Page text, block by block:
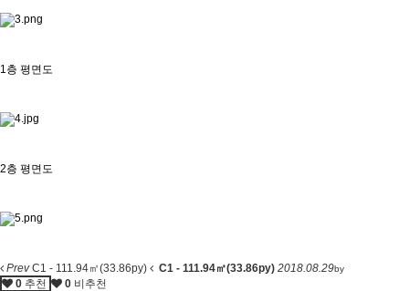
1층 평면도
2층 평면도
PrevC1 - 111.94㎡(33.86py) C1 - 111.94㎡(33.86py) 2018.08.29by
0 추천 0 비추천